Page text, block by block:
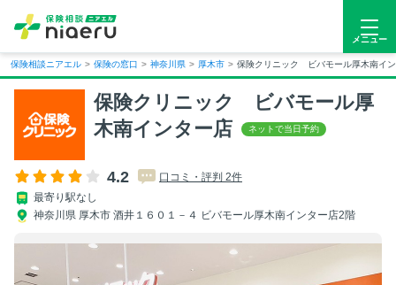
メニュー
保険相談ニアエル > 保険の窓口 > 神奈川県 > 厚木市 > 保険クリニック ビバモール厚木南イ
保険クリニック ビバモール厚
木南インター店
4.2
口コミ・評判 2件
最寄り駅なし
神奈川県 厚木市 酒井１６０１－４ ビバモール厚木南インター店2階